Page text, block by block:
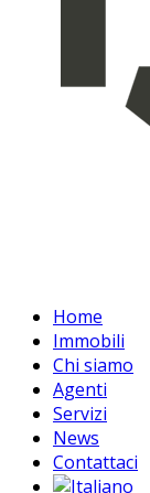
Home
Immobili
Chi siamo
Agenti
Servizi
News
Contattaci